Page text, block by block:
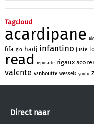
Tagcloud
acardipane
fifa gio hadj infantino juste
read reputatie rigaux
valente vanhoutte wessels youtu
Direct naar